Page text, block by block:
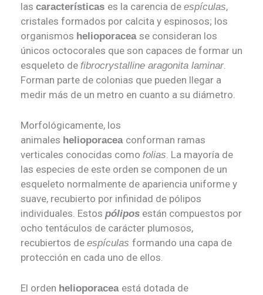
las características es la carencia de espículas,
cristales formados por calcita y espinosos; los
organismos helioporacea se consideran los
únicos octocorales que son capaces de formar un
esqueleto de fibrocrystalline aragonita laminar.
Forman parte de colonias que pueden llegar a
medir más de un metro en cuanto a su diámetro.
Morfológicamente, los
animales helioporacea conforman ramas
verticales conocidas como folias. La mayoría de
las especies de este orden se componen de un
esqueleto normalmente de apariencia uniforme y
suave, recubierto por infinidad de pólipos
individuales. Estos pólipos están compuestos por
ocho tentáculos de carácter plumosos,
recubiertos de espículas formando una capa de
protección en cada uno de ellos.
El orden helioporacea está dotada de